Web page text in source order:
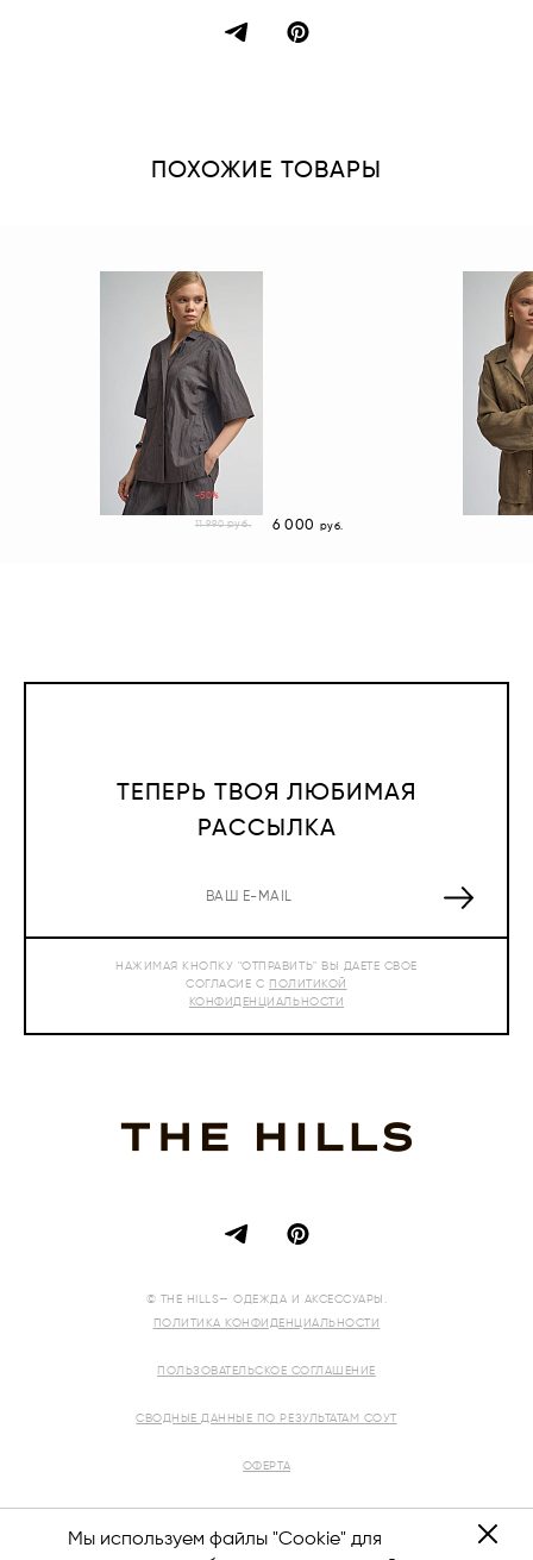
Мы используем файлы "Cookie" для
ПОХОЖИЕ ТОВАРЫ
-50%
11 990руб. 6 000 руб.
ТЕПЕРЬ ТВОЯ ЛЮБИМАЯ
РАССЫЛКА
НАЖИМАЯ КНОПКУ "ОТПРАВИТЬ" ВЫ ДАЕТЕ СВОЕ
СОГЛАСИЕ С ПОЛИТИКОЙ
КОНФИДЕНЦИАЛЬНОСТИ
© THE HILLS— ОДЕЖДА И АКСЕССУАРЫ.
ПОЛИТИКА КОНФИДЕНЦИАЛЬНОСТИ
ПОЛЬЗОВАТЕЛЬСКОЕ СОГЛАШЕНИЕ
СВОДНЫЕ ДАННЫЕ ПО РЕЗУЛЬТАТАМ СОУТ
ОФЕРТА